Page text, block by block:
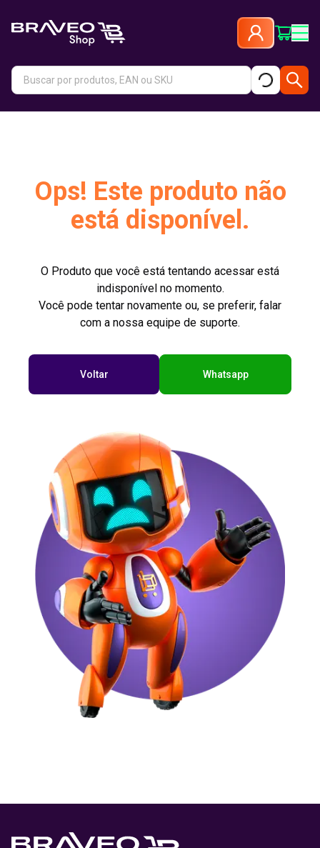
Ops! Este produto não
está disponível.
O Produto que você está tentando acessar está
indisponível no momento.
Você pode tentar novamente ou, se preferir, falar
com a nossa equipe de suporte.
Voltar Whatsapp